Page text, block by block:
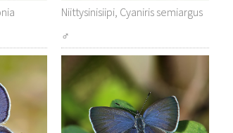
Niittysinisiipi, Cyaniris semiargus
♂